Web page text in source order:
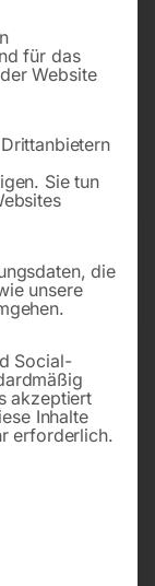
für Österreich.
die eine
für das
Website
Sie tun
die
unsere
Social-
akzeptiert
Inhalte
erforderlich.